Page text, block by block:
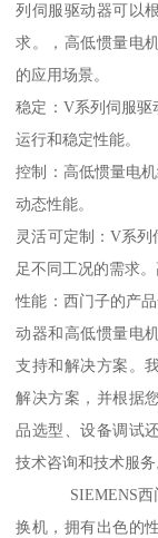
列伺服驱动器可以
求。，高低惯量电
的应用场景。
稳定：V系列伺服驱
运行和稳定性能。
控制：高低惯量电
动态性能。
灵活可定制：V系
足不同工况的需求
性能：西门子的产
动器和高低惯量电
支持和解决方案。
解决方案，并根据
品选型、设备调试
技术咨询和技术服务
SIEMENS西门
换机，拥有出色的